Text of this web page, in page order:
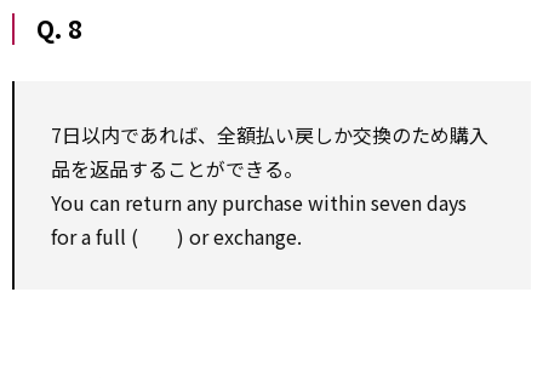
Q. 8
7日以内であれば、全額払い戻しか交換のため購入
品を返品することができる。
You can return any purchase within seven days
for a full ( ) or exchange.